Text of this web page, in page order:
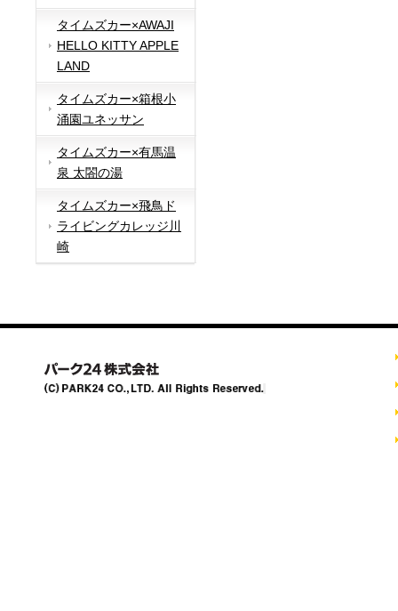
タイムズカー×AWAJI
HELLO KITTY APPLE
LAND
タイムズカー×箱根小
涌園ユネッサン
タイムズカー×有馬温
泉 太閤の湯
タイムズカー×飛鳥ド
ライビングカレッジ川
崎